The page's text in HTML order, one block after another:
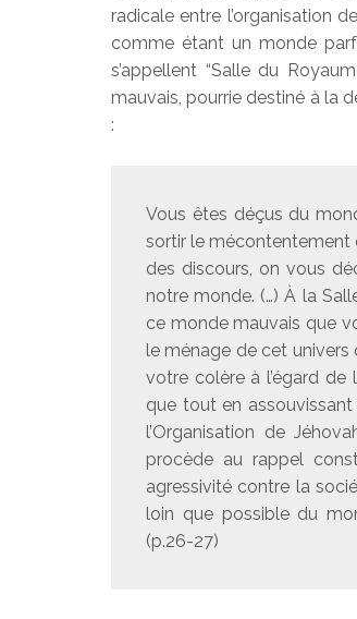
radicale entre l’organisation
comme étant un monde
s’appellent “Salle du
mauvais, pourrie destiné à la
:
Vous êtes déçus du
sortir le mécontentement
des discours, on vous
notre monde. (…) À la
ce monde mauvais que
le ménage de cet
votre colère à l’égard de
que tout en
l’Organisation de
procède au rappel
agressivité contre la
loin que possible du
(p.26-27)